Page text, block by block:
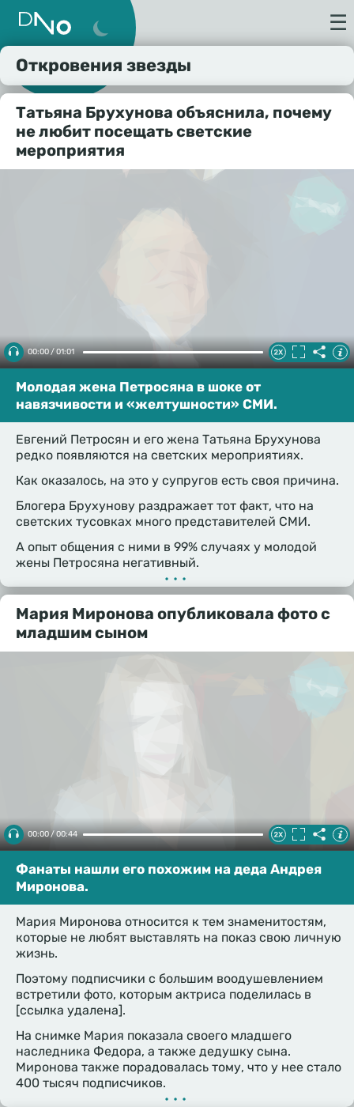
☰
Откровения звезды
Татьяна Брухунова объяснила, почему
не любит посещать светские
мероприятия
00:00 / 01:01
Молодая жена Петросяна в шоке от
навязчивости и «желтушности» СМИ.
Евгений Петросян и его жена Татьяна Брухунова
редко появляются на светских мероприятиях.
Как оказалось, на это у супругов есть своя причина.
Блогера Брухунову раздражает тот факт, что на
светских тусовках много представителей СМИ.
А опыт общения с ними в 99% случаях у молодой
жены Петросяна негативный.
•••
Мария Миронова опубликовала фото с
младшим сыном
00:00 / 00:44
Фанаты нашли его похожим на деда Андрея
Миронова.
Мария Миронова относится к тем знаменитостям,
которые не любят выставлять на показ свою личную
жизнь.
Поэтому подписчики с большим воодушевлением
встретили фото, которым актриса поделилась в
[ссылка удалена].
На снимке Мария показала своего младшего
наследника Федора, а также дедушку сына.
Миронова также порадовалась тому, что у нее стало
400 тысяч подписчиков.
•••